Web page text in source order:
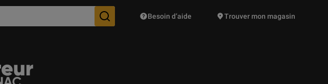
Des suggestions de produits vont vous être proposées
Besoin d’aide Trouver mon magasin